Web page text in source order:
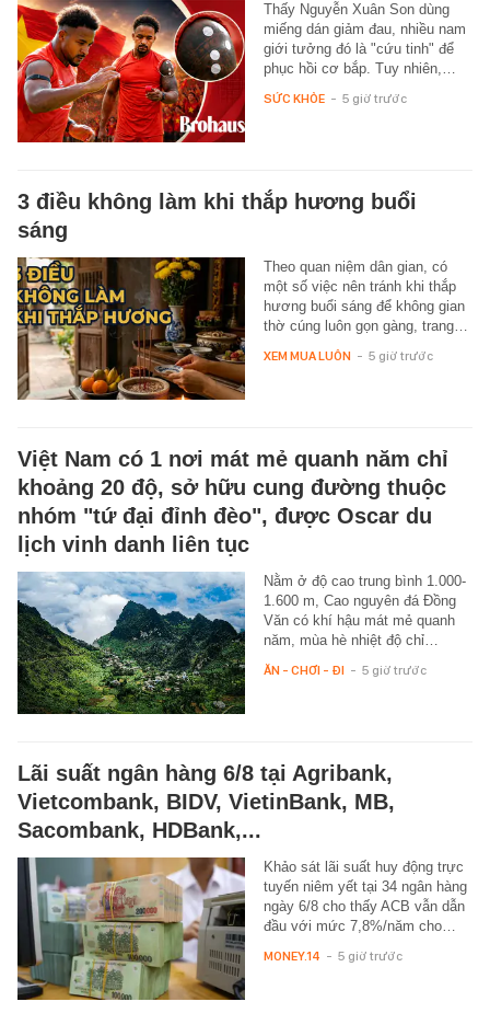
Thấy Nguyễn Xuân Son dùng
miếng dán giảm đau, nhiều nam
giới tưởng đó là "cứu tinh" để
phục hồi cơ bắp. Tuy nhiên,…
SỨC KHỎE - 5 giờ trước
3 điều không làm khi thắp hương buổi
sáng
Theo quan niệm dân gian, có
một số việc nên tránh khi thắp
hương buổi sáng để không gian
thờ cúng luôn gọn gàng, trang…
XEM MUA LUÔN - 5 giờ trước
Việt Nam có 1 nơi mát mẻ quanh năm chỉ
khoảng 20 độ, sở hữu cung đường thuộc
nhóm "tứ đại đỉnh đèo", được Oscar du
lịch vinh danh liên tục
Nằm ở độ cao trung bình 1.000-
1.600 m, Cao nguyên đá Đồng
Văn có khí hậu mát mẻ quanh
năm, mùa hè nhiệt độ chỉ…
ĂN - CHƠI - ĐI - 5 giờ trước
Lãi suất ngân hàng 6/8 tại Agribank,
Vietcombank, BIDV, VietinBank, MB,
Sacombank, HDBank,...
Khảo sát lãi suất huy động trực
tuyến niêm yết tại 34 ngân hàng
ngày 6/8 cho thấy ACB vẫn dẫn
đầu với mức 7,8%/năm cho…
MONEY.14 - 5 giờ trước